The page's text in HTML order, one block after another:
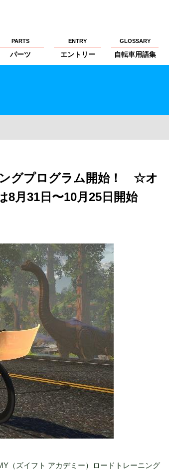
PARTS
パーツ
ENTRY
エントリー
GLOSSARY
自転車用語集
ングプログラム開始！ ☆オ
8月31日〜10月25日開始
（ズイフト アカデミー）ロードトレーニング